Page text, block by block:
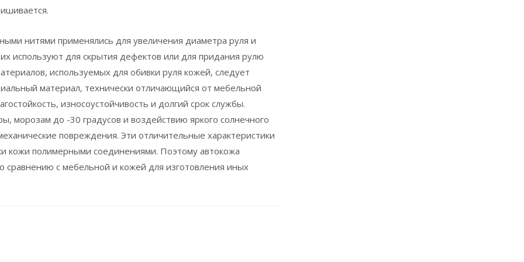
нитями применялись для увеличения диаметра руля и
используют для скрытия дефектов или для придания рулю
используемых для обивки руля кожей, следует
материал, технически отличающийся от мебельной
износоустойчивость и долгий срок службы.
морозам до -30 градусов и воздействию яркого солнечного
повреждения. Эти отличительные характеристики
кожи полимерными соединениями. Поэтому автокожа
сравнению с мебельной и кожей для изготовления иных